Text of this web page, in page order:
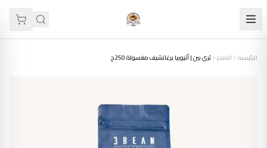
الرئيسية المتجر ثري بين | أثيوبيا يرغاتشيف مغسولة 250ج